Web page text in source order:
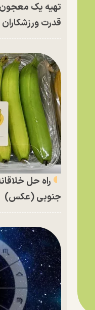
تهیه یک معجون
قدرت ورزشکاران
راه حل
جنوبی (عکس)